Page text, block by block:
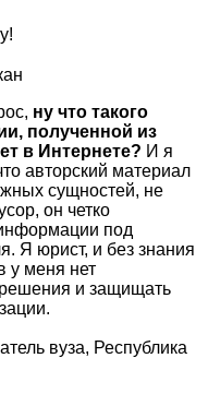
ну что такого
полученной из
в Интернете? И я
авторский материал
сущностей, не
он четко
под
Я юрист, и без знания
у меня нет
и защищать
вуза, Республика